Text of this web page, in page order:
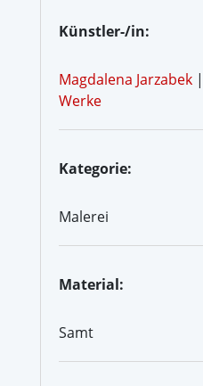
Künstler-/in:
Magdalena Jarzabek |
Werke
Kategorie:
Malerei
Material:
Samt